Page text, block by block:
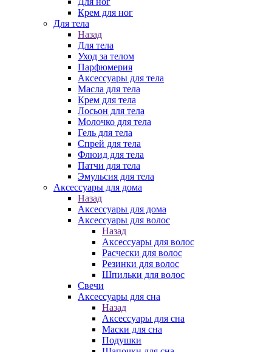
Крем для ног
Для тела
Назад
Для тела
Уход за телом
Парфюмерия
Аксессуары для тела
Масла для тела
Крем для тела
Лосьон для тела
Молочко для тела
Гель для тела
Спрей для тела
Флюид для тела
Патчи для тела
Эмульсия для тела
Аксессуары для дома
Назад
Аксессуары для дома
Аксессуары для волос
Назад
Аксессуары для волос
Расчески для волос
Резинки для волос
Шпильки для волос
Свечи
Аксессуары для сна
Назад
Аксессуары для сна
Маски для сна
Подушки